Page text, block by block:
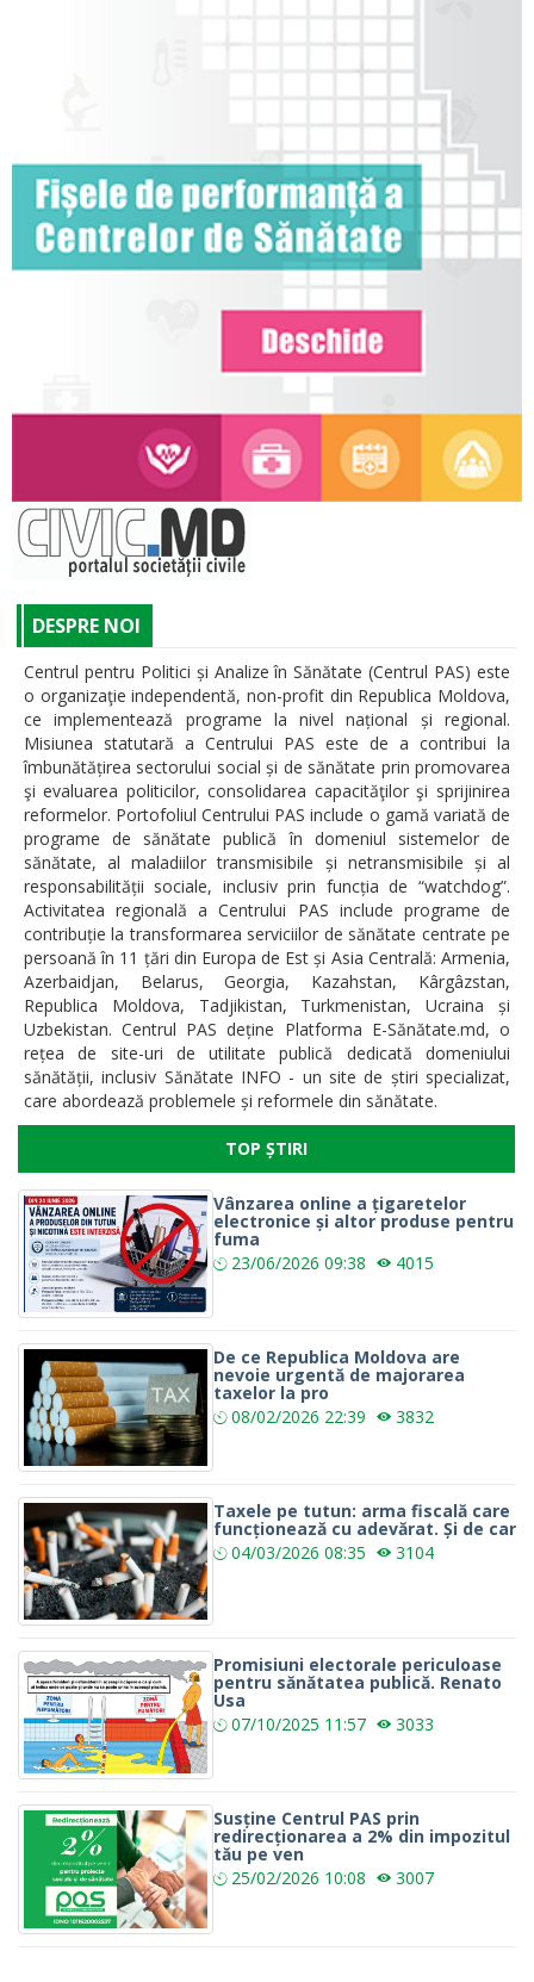
DESPRE NOI
Centrul pentru Politici și Analize în Sănătate (Centrul PAS) este
o organizaţie independentă, non-profit din Republica Moldova,
ce implementează programe la nivel național și regional.
Misiunea statutară a Centrului PAS este de a contribui la
îmbunătățirea sectorului social și de sănătate prin promovarea
şi evaluarea politicilor, consolidarea capacităţilor şi sprijinirea
reformelor. Portofoliul Centrului PAS include o gamă variată de
programe de sănătate publică în domeniul sistemelor de
sănătate, al maladiilor transmisibile și netransmisibile și al
responsabilității sociale, inclusiv prin funcția de “watchdog”.
Activitatea regională a Centrului PAS include programe de
contribuție la transformarea serviciilor de sănătate centrate pe
persoană în 11 țări din Europa de Est și Asia Centrală: Armenia,
Azerbaidjan, Belarus, Georgia, Kazahstan, Kârgâzstan,
Republica Moldova, Tadjikistan, Turkmenistan, Ucraina și
Uzbekistan. Centrul PAS deține Platforma E-Sănătate.md, o
rețea de site-uri de utilitate publică dedicată domeniului
sănătății, inclusiv Sănătate INFO - un site de știri specializat,
care abordează problemele și reformele din sănătate.
TOP ȘTIRI
Vânzarea online a țigaretelor
electronice și altor produse pentru
fuma
23/06/2026 09:38 4015
De ce Republica Moldova are
nevoie urgentă de majorarea
taxelor la pro
08/02/2026 22:39 3832
Taxele pe tutun: arma fiscală care
funcționează cu adevărat. Și de car
04/03/2026 08:35 3104
Promisiuni electorale periculoase
pentru sănătatea publică. Renato
Usa
07/10/2025 11:57 3033
Susține Centrul PAS prin
redirecționarea a 2% din impozitul
tău pe ven
25/02/2026 10:08 3007